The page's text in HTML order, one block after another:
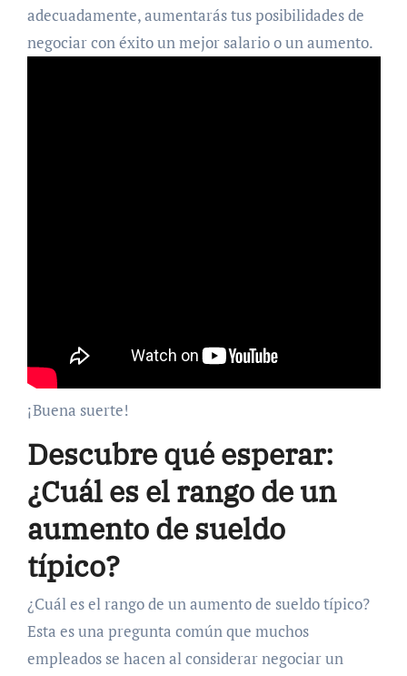
adecuadamente, aumentarás tus posibilidades de
negociar con éxito un mejor salario o un aumento.
¡Buena suerte!
Descubre qué esperar:
¿Cuál es el rango de un
aumento de sueldo
típico?
¿Cuál es el rango de un aumento de sueldo típico?
Esta es una pregunta común que muchos
empleados se hacen al considerar negociar un